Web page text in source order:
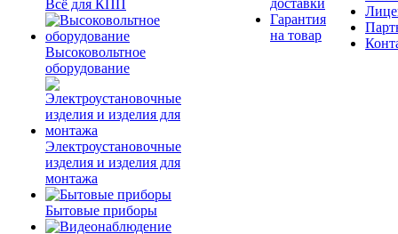
Всё для КПП
Высоковольтное
оборудование
Электроустановочные
изделия и изделия для
монтажа
Бытовые приборы
доставки
Гарантия
на товар